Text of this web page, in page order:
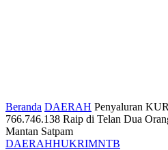
Beranda DAERAH Penyaluran
766.746.138 Raip di Telan Dua
Mantan Satpam
DAERAHHUKRIMNTB